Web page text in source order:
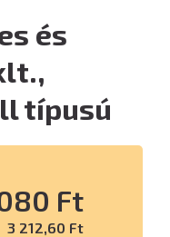
és
típusú
Ft
3 212,60 Ft